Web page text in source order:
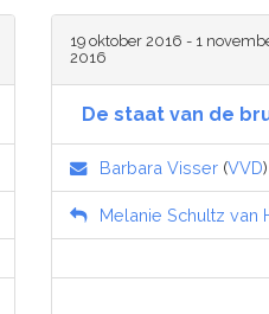
19 oktober 2016 - 1
2016
De staat van de
Barbara Visser (VVD)
Melanie Schultz van